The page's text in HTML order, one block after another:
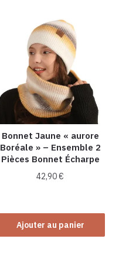
Bonnet Jaune « aurore
Boréale » – Ensemble 2
Pièces Bonnet Écharpe
42,90€
Ajouter au panier